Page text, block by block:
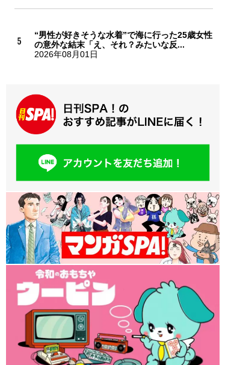
“男性が好きそうな水着”で海に行った25歳女性
の意外な結末「え、それ？みたいな反...
2026年08月01日